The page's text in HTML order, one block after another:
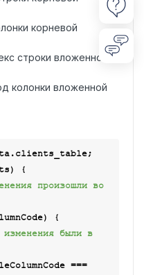
корневой
строки вложенной
колонки вложенной
{
произошли во
{
были в